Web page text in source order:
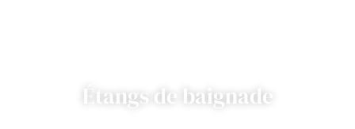
Étangs de baignade